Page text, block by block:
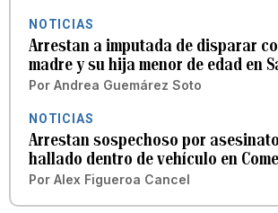
NOTICIAS
Arrestan a imputada de disparar
madre y su hija menor de edad en
Por Andrea Guemárez Soto
NOTICIAS
Arrestan sospechoso por
hallado dentro de vehículo en
Por Alex Figueroa Cancel